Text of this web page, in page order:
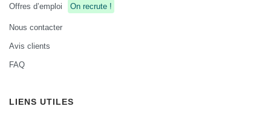
Offres d’emploi
On recrute !
Nous contacter
Avis clients
FAQ
LIENS UTILES